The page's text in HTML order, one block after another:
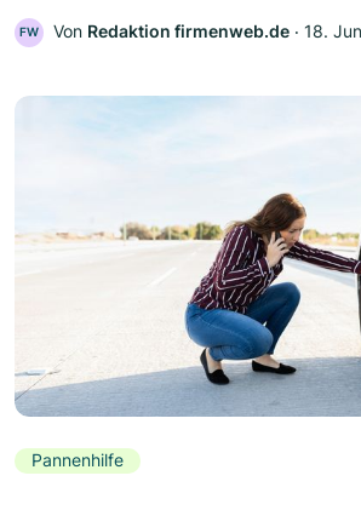
FW Von Redaktion firmenweb.de ‧ 18.
Pannenhilfe